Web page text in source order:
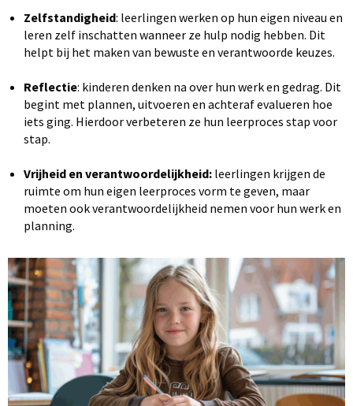
Zelfstandigheid: leerlingen werken op hun eigen niveau en
leren zelf inschatten wanneer ze hulp nodig hebben. Dit
helpt bij het maken van bewuste en verantwoorde keuzes.
Reflectie: kinderen denken na over hun werk en gedrag. Dit
begint met plannen, uitvoeren en achteraf evalueren hoe
iets ging. Hierdoor verbeteren ze hun leerproces stap voor
stap.
Vrijheid en verantwoordelijkheid: leerlingen krijgen de
ruimte om hun eigen leerproces vorm te geven, maar
moeten ook verantwoordelijkheid nemen voor hun werk en
planning.